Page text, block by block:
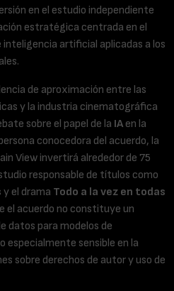
en el estudio independiente
estratégica centrada en el
inteligencia artificial aplicadas a los
de aproximación entre las
y la industria cinematográfica
sobre el papel de la IA en la
conocedora del acuerdo, la
View invertirá alrededor de 75
responsable de títulos como
y el drama Todo a la vez en todas
el acuerdo no constituye un
datos para modelos de
especialmente sensible en la
sobre derechos de autor y uso de